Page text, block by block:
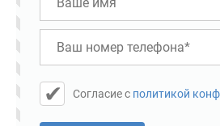
Cогласие с политикой